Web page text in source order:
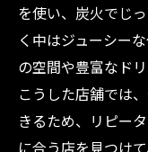
を使い、炭火でじ
く中はジューシー
の空間や豊富なド
こうした店舗では
きるため、リピー
に合う店を見つけ